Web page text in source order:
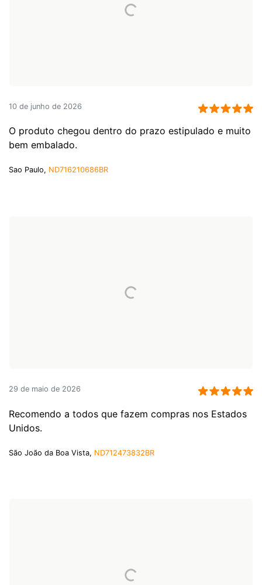
10 de junho de 2026
O produto chegou dentro do prazo estipulado e muito
bem embalado.
Sao Paulo, ND716210686BR
29 de maio de 2026
Recomendo a todos que fazem compras nos Estados
Unidos.
São João da Boa Vista, ND712473832BR